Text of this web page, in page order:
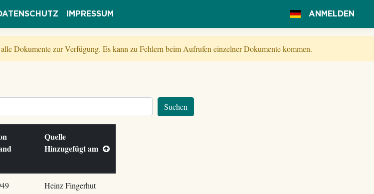
IMPRESSUM ANMELDEN
Dokumente zur Verfügung. Es kann zu Fehlern beim Aufrufen einzelner Dokumente kommen.
Suchen
Quelle
Hinzugefügt am
Heinz Fingerhut